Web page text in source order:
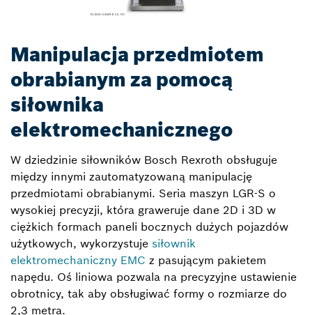
Manipulacja przedmiotem
obrabianym za pomocą
siłownika
elektromechanicznego
W dziedzinie siłowników Bosch Rexroth obsługuje
między innymi zautomatyzowaną manipulację
przedmiotami obrabianymi. Seria maszyn LGR-S o
wysokiej precyzji, która graweruje dane 2D i 3D w
ciężkich formach paneli bocznych dużych pojazdów
użytkowych, wykorzystuje siłownik
elektromechaniczny EMC z pasującym pakietem
napędu. Oś liniowa pozwala na precyzyjne ustawienie
obrotnicy, tak aby obsługiwać formy o rozmiarze do
2,3 metra.